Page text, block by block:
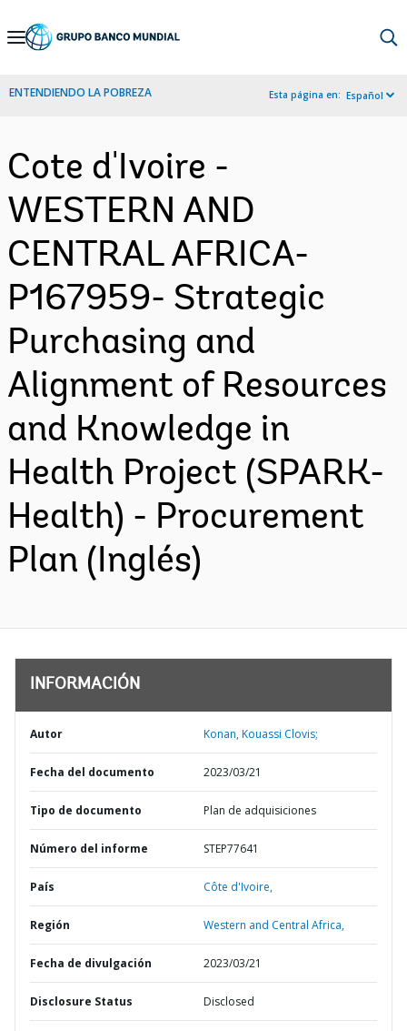
Skip
Navigation
ENTENDIENDO LA POBREZA Esta página en: Español
Cote d'Ivoire -
WESTERN AND
CENTRAL AFRICA-
P167959- Strategic
Purchasing and
Alignment of Resources
and Knowledge in
Health Project (SPARK-
Health) - Procurement
Plan (Inglés)
INFORMACIÓN
Autor Konan, Kouassi Clovis;
Fecha del documento 2023/03/21
Tipo de documento Plan de adquisiciones
Número del informe STEP77641
País Côte d'Ivoire,
Región Western and Central Africa,
Fecha de divulgación 2023/03/21
Disclosure Status Disclosed